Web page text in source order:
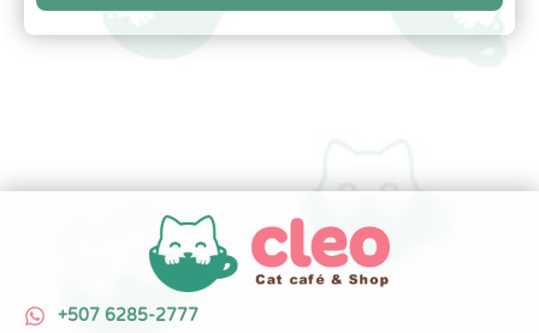
+507 6285-2777